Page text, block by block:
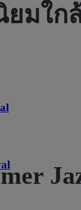
ยมใ